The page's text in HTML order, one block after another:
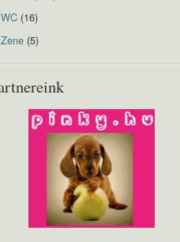
WC (16)
Zene (5)